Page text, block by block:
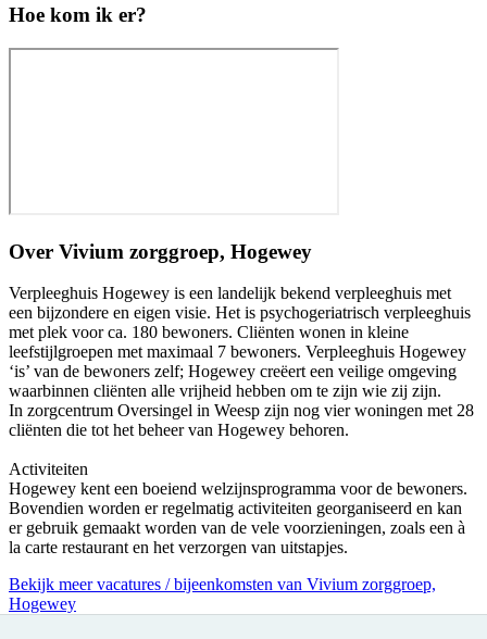
Hoe kom ik er?
Over Vivium zorggroep, Hogewey
Verpleeghuis Hogewey is een landelijk bekend verpleeghuis met
een bijzondere en eigen visie. Het is psychogeriatrisch verpleeghuis
met plek voor ca. 180 bewoners. Cliënten wonen in kleine
leefstijlgroepen met maximaal 7 bewoners. Verpleeghuis Hogewey
‘is’ van de bewoners zelf; Hogewey creëert een veilige omgeving
waarbinnen cliënten alle vrijheid hebben om te zijn wie zij zijn.
In zorgcentrum Oversingel in Weesp zijn nog vier woningen met 28
cliënten die tot het beheer van Hogewey behoren.
Activiteiten
Hogewey kent een boeiend welzijnsprogramma voor de bewoners.
Bovendien worden er regelmatig activiteiten georganiseerd en kan
er gebruik gemaakt worden van de vele voorzieningen, zoals een à
la carte restaurant en het verzorgen van uitstapjes.
Bekijk meer vacatures / bijeenkomsten van Vivium zorggroep,
Hogewey